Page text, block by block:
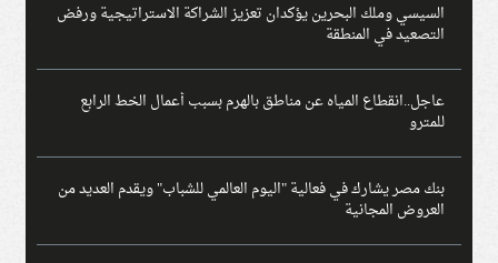
السيسي وملك البحرين يؤكدان تعزيز الشراكة الاستراتيجية ورفض
التصعيد في المنطقة
عاجل..انقطاع المياه عن مناطق بالهرم بسبب أعمال الخط الرابع
للمترو
بنك مصر يشارك في فعالية "اليوم العالمي للشباب" ويقدم العديد من
العروض المجانية